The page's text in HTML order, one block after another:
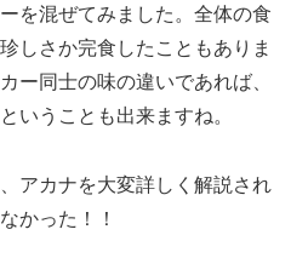
を混ぜてみました。全体の食
しさか完食したこともありま
ー同士の味の違いであれば、
いうことも出来ますね。
アカナを大変詳しく解説され
かった！！